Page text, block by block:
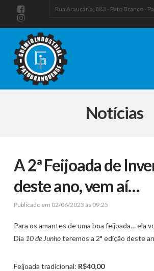
Rua Araucária, 883 - Pato Branco -
Notícias
A 2ª Feijoada de
deste ano, vem aí…
Publicado em 02/06/2023 às 09:25
Para os amantes de uma boa feijoada… ela
Dia 10 de Junhoteremos a 2ª edição deste
Feijoada tradicional: R$40,00